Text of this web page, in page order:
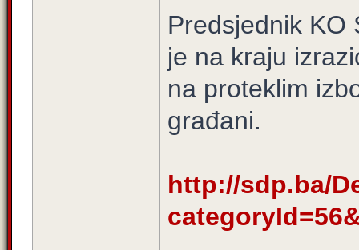
Predsjednik KO
je na kraju
na proteklim
građani.
http://sdp.ba/